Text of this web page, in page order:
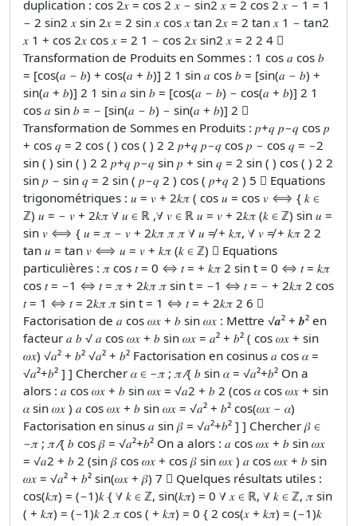
duplication : cos 2𝑥 = cos 2 𝑥 − sin2 𝑥 = 2 cos 2 𝑥 − 1 = 1
− 2 sin2 𝑥 sin 2𝑥 = 2 sin 𝑥 cos 𝑥 tan 2𝑥 = 2 tan 𝑥 1 − tan2
𝑥 1 + cos 2𝑥 cos 𝑥 = 2 1 − cos 2𝑥 sin2 𝑥 = 2 2 4 
Transformation de Produits en Sommes : 1 cos 𝑎 cos 𝑏
= [cos(𝑎 − 𝑏) + cos(𝑎 + 𝑏)] 2 1 sin 𝑎 cos 𝑏 = [sin(𝑎 − 𝑏) +
sin(𝑎 + 𝑏)] 2 1 sin 𝑎 sin 𝑏 = [cos(𝑎 − 𝑏) − cos(𝑎 + 𝑏)] 2 1
cos 𝑎 sin 𝑏 = − [sin(𝑎 − 𝑏) − sin(𝑎 + 𝑏)] 2 
Transformation de Sommes en Produits : 𝑝+𝑞 𝑝−𝑞 cos 𝑝
+ cos 𝑞 = 2 cos ( ) cos ( ) 2 2 𝑝+𝑞 𝑝−𝑞 cos 𝑝 − cos 𝑞 = −2
sin ( ) sin ( ) 2 2 𝑝+𝑞 𝑝−𝑞 sin 𝑝 + sin 𝑞 = 2 sin ( ) cos ( ) 2 2
sin 𝑝 − sin 𝑞 = 2 sin ( 𝑝−𝑞 2 ) cos ( 𝑝+𝑞 2 ) 5  Equations
trigonométriques : 𝑢 = 𝑣 + 2𝑘𝜋 ( cos 𝑢 = cos 𝑣 ⟺ { 𝑘 ∈
ℤ) 𝑢 = − 𝑣 + 2𝑘𝜋 ∀ 𝑢 ∈ ℝ ,∀ 𝑣 ∈ ℝ 𝑢 = 𝑣 + 2𝑘𝜋 (𝑘 ∈ ℤ) sin 𝑢 =
sin 𝑣 ⟺ { 𝑢 = 𝜋 − 𝑣 + 2𝑘𝜋 𝜋 𝜋 ∀ 𝑢 ≠ + 𝑘𝜋, ∀ 𝑣 ≠ + 𝑘𝜋 2 2
tan 𝑢 = tan 𝑣 ⟺ 𝑢 = 𝑣 + 𝑘𝜋 (𝑘 ∈ ℤ)  Equations
particulières : 𝜋 cos 𝑡 = 0 ⇔ 𝑡 = + 𝑘𝜋 2 sin t = 0 ⇔ 𝑡 = 𝑘𝜋
cos 𝑡 = −1 ⇔ 𝑡 = 𝜋 + 2𝑘𝜋 𝜋 sin t = −1 ⇔ 𝑡 = − + 2𝑘𝜋 2 cos
𝑡 = 1 ⇔ 𝑡 = 2𝑘𝜋 𝜋 sin t = 1 ⇔ 𝑡 = + 2𝑘𝜋 2 6 
Factorisation de 𝑎 cos 𝜔𝑥 + 𝑏 sin 𝜔𝑥 : Mettre √𝒂² + 𝒃² en
facteur 𝑎 𝑏 √ 𝑎 cos 𝜔𝑥 + 𝑏 sin 𝜔𝑥 = 𝑎² + 𝑏² ( cos 𝜔𝑥 + sin
𝜔𝑥) √𝑎² + 𝑏² √𝑎² + 𝑏² Factorisation en cosinus 𝑎 cos 𝛼 =
√𝑎²+𝑏² ] ] Chercher 𝛼 ∈ −𝜋 ; 𝜋 ⁄{ 𝑏 sin 𝛼 = √𝑎²+𝑏² On a
alors : 𝑎 cos 𝜔𝑥 + 𝑏 sin 𝜔𝑥 = √𝑎2 + 𝑏 2 (cos 𝛼 cos 𝜔𝑥 + sin
𝛼 sin 𝜔𝑥 ) 𝑎 cos 𝜔𝑥 + 𝑏 sin 𝜔𝑥 = √𝑎² + 𝑏² cos(𝜔𝑥 − 𝛼)
Factorisation en sinus 𝑎 sin 𝛽 = √𝑎²+𝑏² ] ] Chercher 𝛽 ∈
−𝜋 ; 𝜋 ⁄{ 𝑏 cos 𝛽 = √𝑎²+𝑏² On a alors : 𝑎 cos 𝜔𝑥 + 𝑏 sin 𝜔𝑥
= √𝑎2 + 𝑏 2 (sin 𝛽 cos 𝜔𝑥 + cos 𝛽 sin 𝜔𝑥 ) 𝑎 cos 𝜔𝑥 + 𝑏 sin
𝜔𝑥 = √𝑎² + 𝑏² sin(𝜔𝑥 + 𝛽) 7  Quelques résultats utiles :
cos(𝑘𝜋) = (−1)𝑘 { ∀ 𝑘 ∈ ℤ, sin(𝑘𝜋) = 0 ∀ 𝑥 ∈ ℝ, ∀ 𝑘 ∈ ℤ, 𝜋 sin
( + 𝑘𝜋) = (−1)𝑘 2 𝜋 cos ( + 𝑘𝜋) = 0 { 2 cos(𝑥 + 𝑘𝜋) = (−1)𝑘